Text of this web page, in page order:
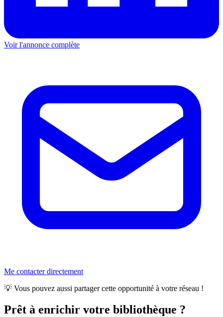
Voir l'annonce complète
Me contacter directement
💡 Vous pouvez aussi partager cette opportunité à votre réseau !
Prêt à enrichir votre bibliothèque ?